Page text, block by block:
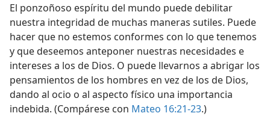
El ponzoñoso espíritu del mundo puede debilitar
nuestra integridad de muchas maneras sutiles. Puede
hacer que no estemos conformes con lo que tenemos
y que deseemos anteponer nuestras necesidades e
intereses a los de Dios. O puede llevarnos a abrigar los
pensamientos de los hombres en vez de los de Dios,
dando al ocio o al aspecto físico una importancia
indebida. (Compárese con Mateo 16:21-23.)